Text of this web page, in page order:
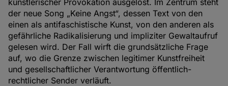
der neue Song „Keine Angst“, dessen Text von den
einen als antifaschistische Kunst, von den anderen als
gefährliche Radikalisierung und impliziter Gewaltaufruf
gelesen wird. Der Fall wirft die grundsätzliche Frage
auf, wo die Grenze zwischen legitimer Kunstfreiheit
und gesellschaftlicher Verantwortung öffentlich-
rechtlicher Sender verläuft.